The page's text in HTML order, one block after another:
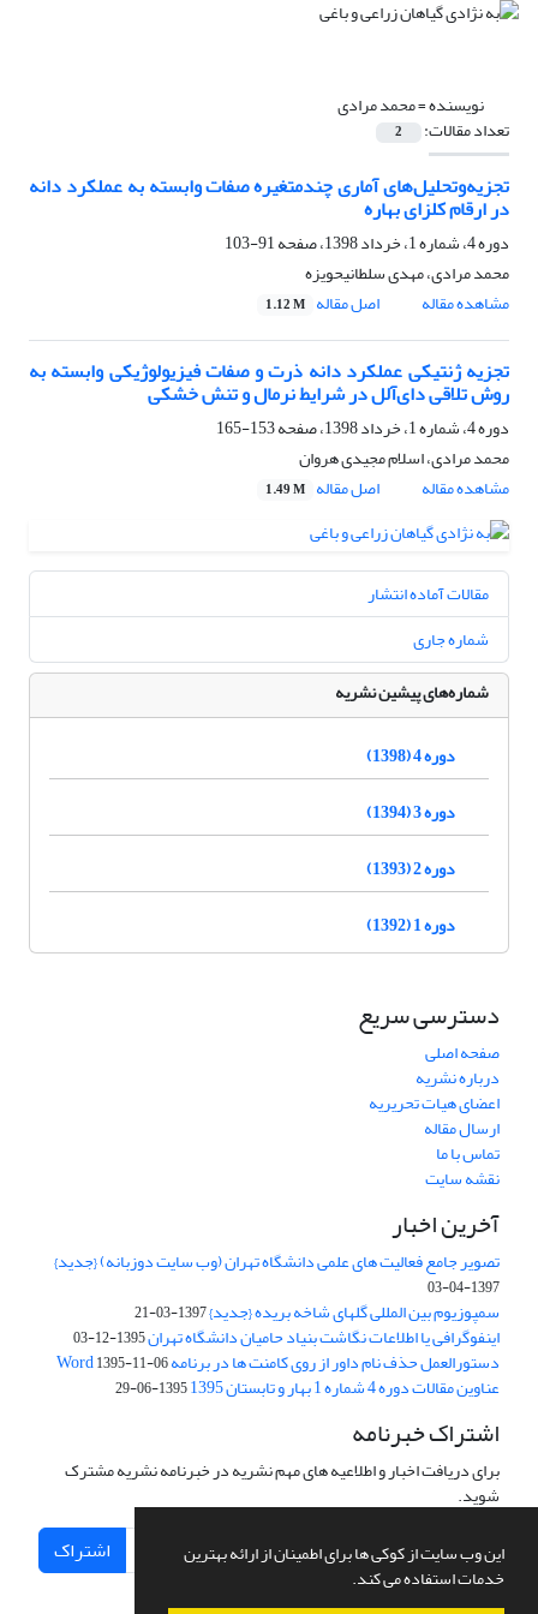
این وب سایت از کوکی ها برای اطمینان از ارائه بهترین
خدمات استفاده می کند.
نویسنده =محمد مرادی
تعداد مقالات: 2
تجزیه‌وتحلیل‌های آماری چندمتغیره صفات وابسته به عملکرد دانه
در ارقام کلزای بهاره
دوره 4، شماره 1، خرداد 1398، صفحه
91-103
محمد مرادی، مهدی سلطانیحویزه
مشاهده مقاله
اصل مقاله 1.12 M
تجزیه ژنتیکی عملکرد دانه ذرت و صفات فیزیولوژیکی وابسته به
روش تلاقی‌ دای‌آلل در شرایط نرمال و تنش خشکی
دوره 4، شماره 1، خرداد 1398، صفحه
153-165
محمد مرادی، اسلام مجیدی هروان
مشاهده مقاله
اصل مقاله 1.49 M
مقالات آماده انتشار
شماره جاری
شماره‌های پیشین نشریه
دوره 4 (1398)
دوره 3 (1394)
دوره 2 (1393)
دوره 1 (1392)
دسترسی سریع
صفحه اصلی
درباره نشریه
اعضای هیات تحریریه
ارسال مقاله
تماس با ما
نقشه سایت
آخرین اخبار
تصویر جامع فعالیت های علمی دانشگاه تهران (وب سایت دوزبانه) {جدید}
1397-04-03
سمپوزیوم بین المللی گلهای شاخه بریده {جدید}1397-03-21
اینفوگرافی یا اطلاعات نگاشت بنیاد حامیان دانشگاه تهران1395-12-03
دستورالعمل حذف نام داور از روی کامنت ها در برنامه Word1395-11-06
عناوین مقالات دوره 4 شماره 1 بهار و تابستان 1395 1395-06-29
اشتراک خبرنامه
برای دریافت اخبار و اطلاعیه های مهم نشریه در خبرنامه نشریه مشترک
شوید.
اشتراک